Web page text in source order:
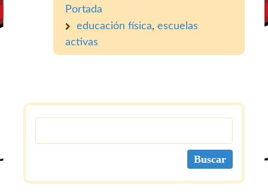
Portada
educación física, escuelas
activas